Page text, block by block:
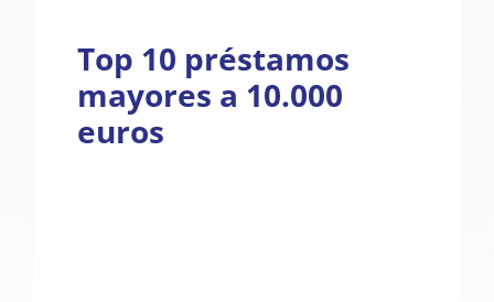
Top 10 préstamos
mayores a 10.000
euros